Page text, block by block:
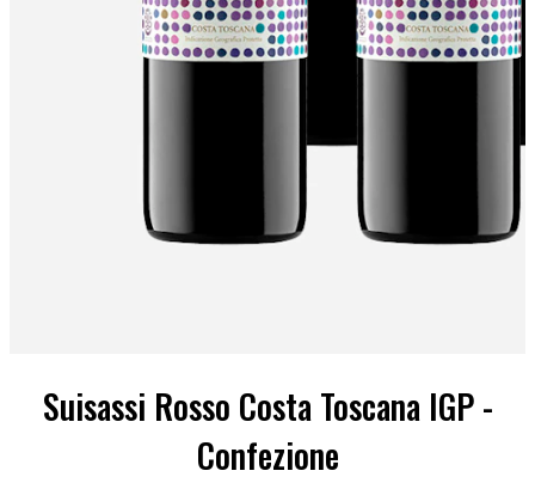
Suisassi Rosso Costa Toscana IGP -
Confezione